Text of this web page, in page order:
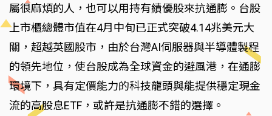
屬很麻煩的人，也可以用持有績優股來抗通膨。台股
上市櫃總體市值在4月中旬已正式突破4.14兆美元大
關，超越英國股市，由於台灣AI伺服器與半導體製程
的領先地位，使台股成為全球資金的避風港，在通膨
環境下，具有定價能力的科技龍頭與能提供穩定現金
流的高股息ETF，或許是抗通膨不錯的選擇。